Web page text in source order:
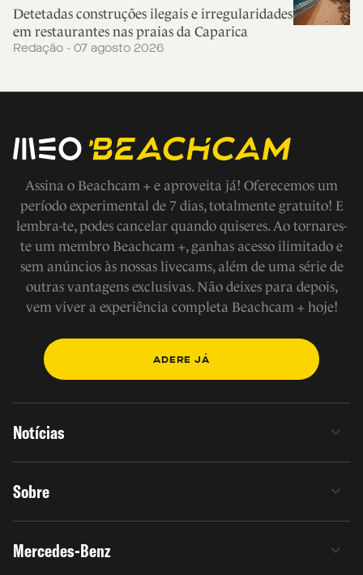
Detetadas construções ilegais e irregularidades
em restaurantes nas praias da Caparica
Redação - 07 agosto 2026
Assina o Beachcam + e aproveita já! Oferecemos um
período experimental de 7 dias, totalmente gratuito! E
lembra-te, podes cancelar quando quiseres. Ao tornares-
te um membro Beachcam +, ganhas acesso ilimitado e
sem anúncios às nossas livecams, além de uma série de
outras vantagens exclusivas. Não deixes para depois,
vem viver a experiência completa Beachcam + hoje!
ADERE JÁ
Notícias
Sobre
Mercedes-Benz